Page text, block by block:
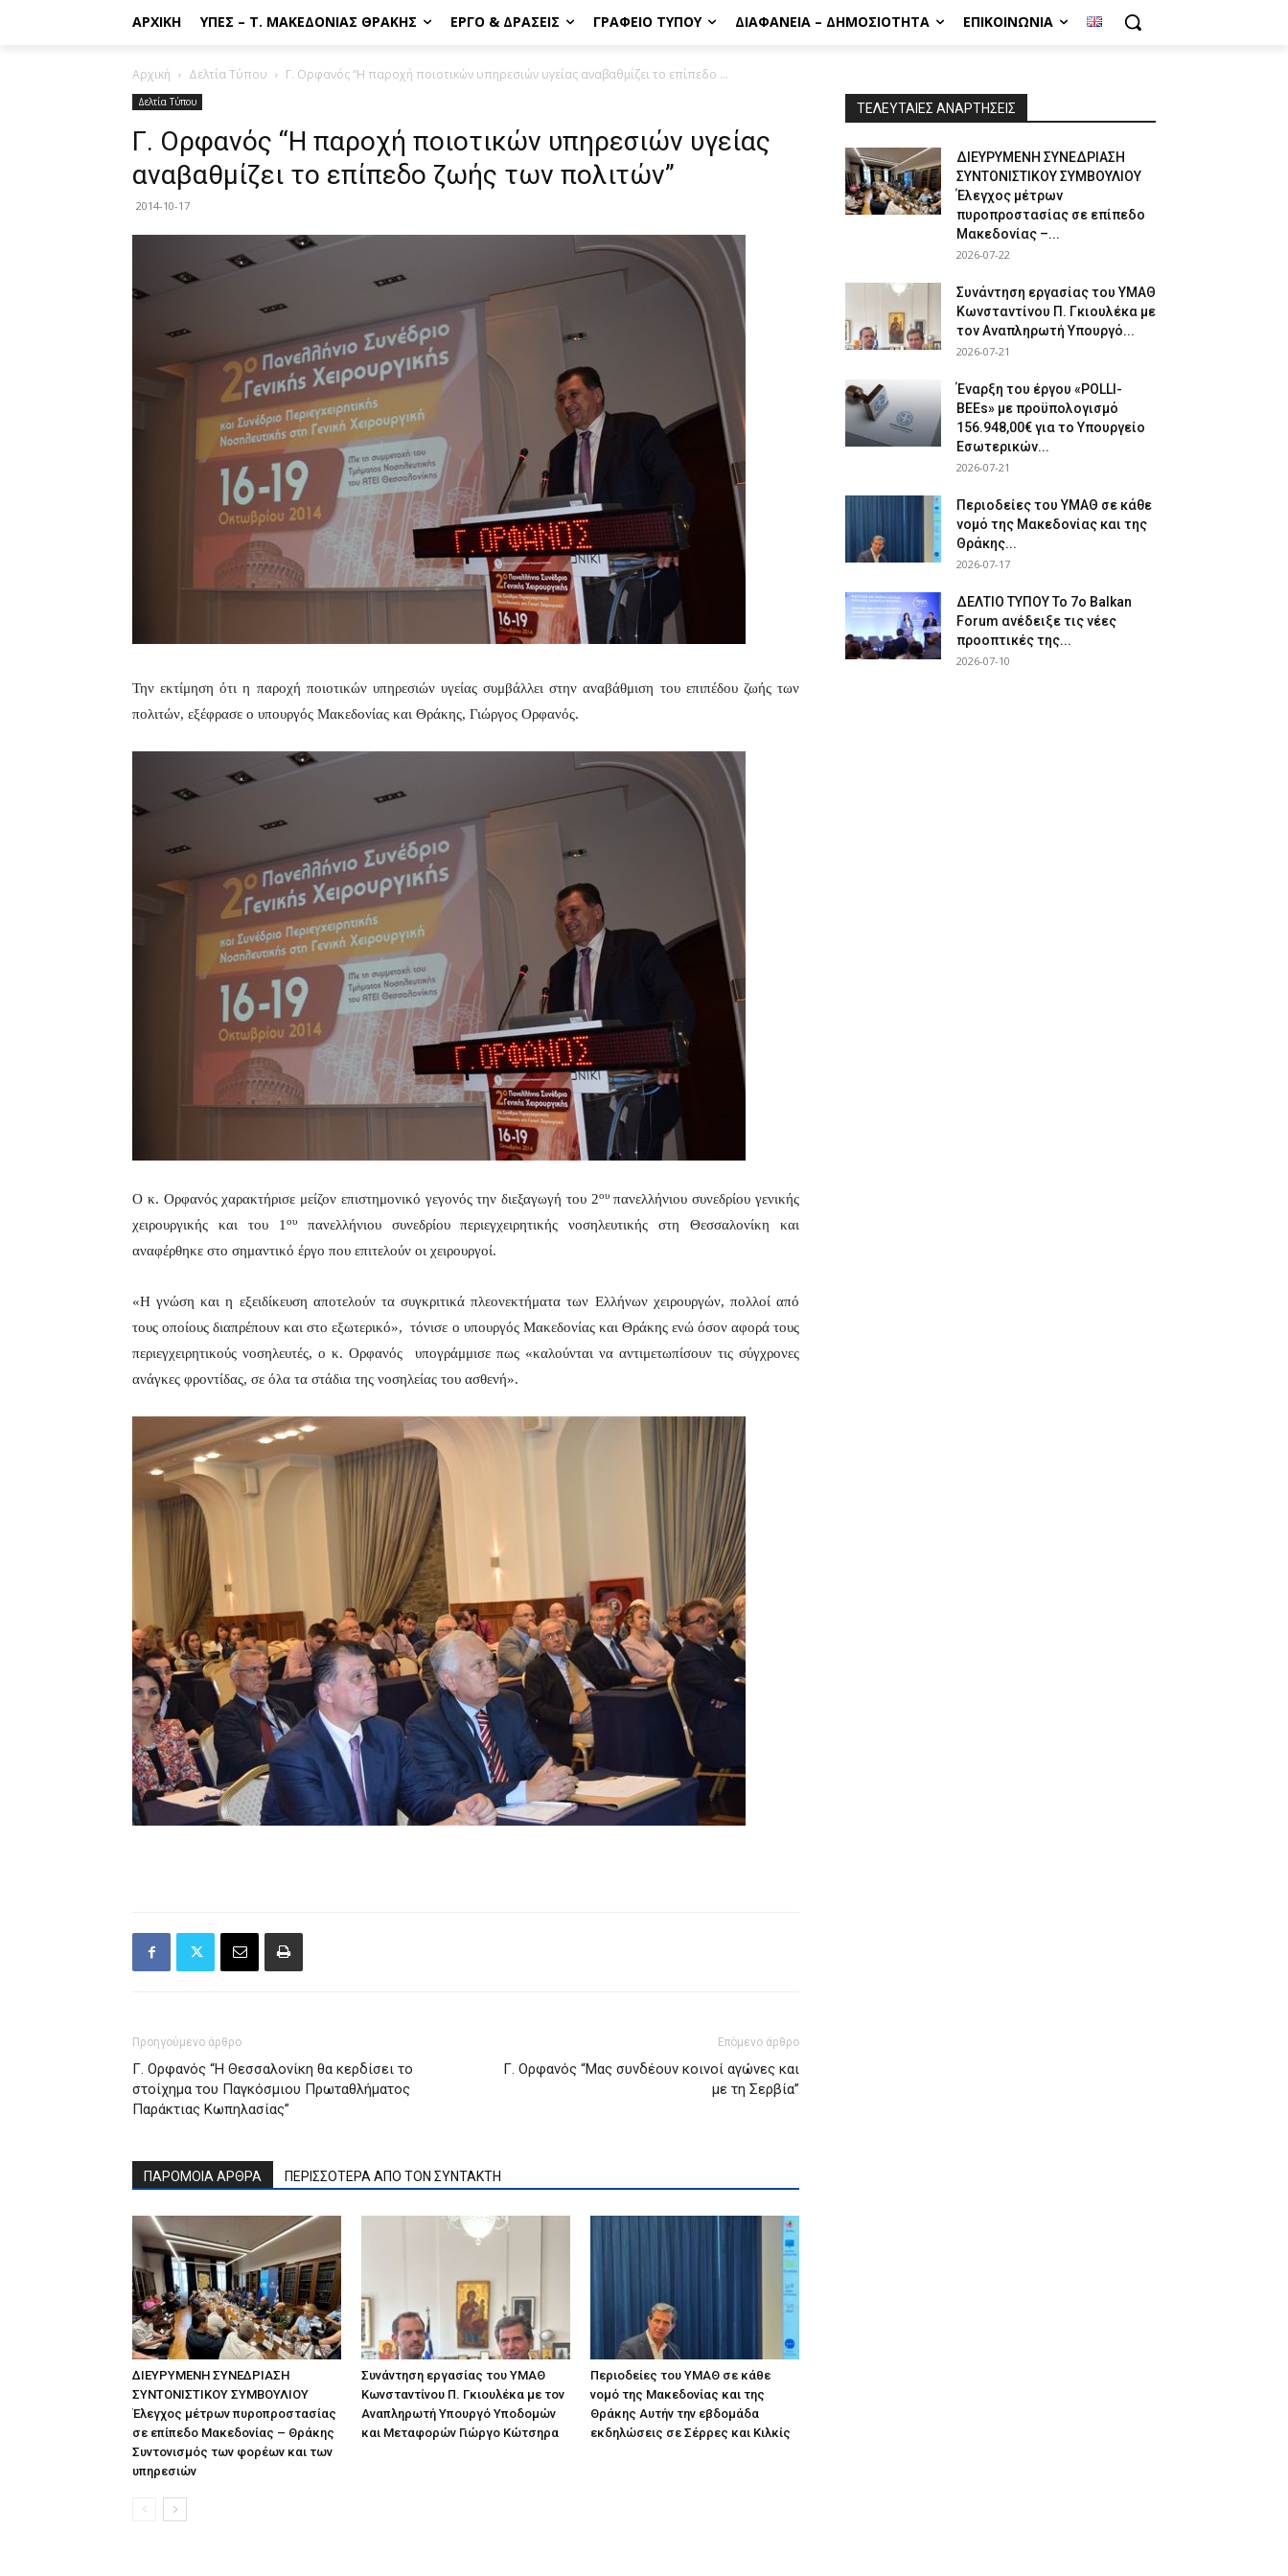
ΑΡΧΙΚΉ ΥΠΕΣ – Τ. ΜΑΚΕΔΟΝΊΑΣ ΘΡΆΚΗΣ ΈΡΓΟ & ΔΡΆΣΕΙΣ ΓΡΑΦΕΊΟ ΤΎΠΟΥ ΔΙΑΦΆΝΕΙΑ – ΔΗΜΟΣΙΌΤΗΤΑ ΕΠΙΚΟΙΝΩΝΊΑ
Αρχική Δελτία Τύπου Γ. Ορφανός “Η παροχή ποιοτικών υπηρεσιών υγείας αναβαθμίζει το επίπεδο ...
Δελτία Τύπου
Γ. Ορφανός “Η παροχή ποιοτικών υπηρεσιών υγείας
αναβαθμίζει το επίπεδο ζωής των πολιτών”
2014-10-17
Την εκτίμηση ότι η παροχή ποιοτικών υπηρεσιών υγείας συμβάλλει στην αναβάθμιση του επιπέδου ζωής των
πολιτών, εξέφρασε ο υπουργός Μακεδονίας και Θράκης, Γιώργος Ορφανός.
Ο κ. Ορφανός χαρακτήρισε μείζον επιστημονικό γεγονός την διεξαγωγή του 2ουπανελλήνιου συνεδρίου γενικής
χειρουργικής και του 1 ουπανελλήνιου συνεδρίου περιεγχειρητικής νοσηλευτικής στη Θεσσαλονίκη και
αναφέρθηκε στο σημαντικό έργο που επιτελούν οι χειρουργοί.
«Η γνώση και η εξειδίκευση αποτελούν τα συγκριτικά πλεονεκτήματα των Ελλήνων χειρουργών, πολλοί από
τους οποίους διαπρέπουν και στο εξωτερικό», τόνισε ο υπουργός Μακεδονίας και Θράκης ενώ όσον αφορά τους
περιεγχειρητικούς νοσηλευτές, ο κ. Ορφανός υπογράμμισε πως «καλούνται να αντιμετωπίσουν τις σύγχρονες
ανάγκες φροντίδας, σε όλα τα στάδια της νοσηλείας του ασθενή».
Προηγούμενο άρθρο
Γ. Ορφανός “Η Θεσσαλονίκη θα κερδίσει το
στοίχημα του Παγκόσμιου Πρωταθλήματος
Παράκτιας Κωπηλασίας”
Επόμενο άρθρο
Γ. Ορφανός “Μας συνδέουν κοινοί αγώνες και
με τη Σερβία”
ΠΑΡΟΜΟΙΑ ΑΡΘΡΑ ΠΕΡΙΣΣΟΤΕΡΑ ΑΠΟ ΤΟΝ ΣΥΝΤΑΚΤΗ
ΔΙΕΥΡΥΜΕΝΗ ΣΥΝΕΔΡΙΑΣΗ
ΣΥΝΤΟΝΙΣΤΙΚΟΥ ΣΥΜΒΟΥΛΙΟΥ
Έλεγχος μέτρων πυροπροστασίας
σε επίπεδο Μακεδονίας – Θράκης
Συντονισμός των φορέων και των
υπηρεσιών
Συνάντηση εργασίας του ΥΜΑΘ
Κωνσταντίνου Π. Γκιουλέκα με τον
Αναπληρωτή Υπουργό Υποδομών
και Μεταφορών Γιώργο Κώτσηρα
Περιοδείες του ΥΜΑΘ σε κάθε
νομό της Μακεδονίας και της
Θράκης Αυτήν την εβδομάδα
εκδηλώσεις σε Σέρρες και Κιλκίς
ΤΕΛΕΥΤΑΙΕΣ ΑΝΑΡΤΗΣΕΙΣ
ΔΙΕΥΡΥΜΕΝΗ ΣΥΝΕΔΡΙΑΣΗ
ΣΥΝΤΟΝΙΣΤΙΚΟΥ ΣΥΜΒΟΥΛΙΟΥ
Έλεγχος μέτρων
πυροπροστασίας σε επίπεδο
Μακεδονίας –...
2026-07-22
Συνάντηση εργασίας του ΥΜΑΘ
Κωνσταντίνου Π. Γκιουλέκα με
τον Αναπληρωτή Υπουργό...
2026-07-21
Έναρξη του έργου «POLLI-
BEEs» με προϋπολογισμό
156.948,00€ για το Υπουργείο
Εσωτερικών...
2026-07-21
Περιοδείες του ΥΜΑΘ σε κάθε
νομό της Μακεδονίας και της
Θράκης...
2026-07-17
ΔΕΛΤΙΟ ΤΥΠΟΥ Το 7ο Balkan
Forum ανέδειξε τις νέες
προοπτικές της...
2026-07-10